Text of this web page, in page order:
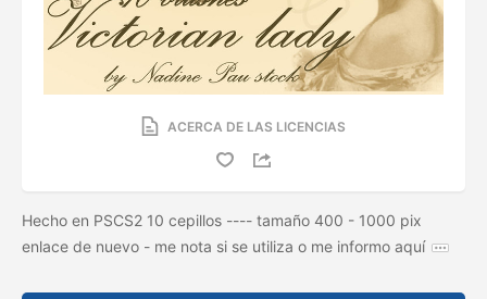
ACERCA DE LAS LICENCIAS
Hecho en PSCS2 10 cepillos ---- tamaño 400 - 1000 pix
enlace de nuevo - me nota si se utiliza o me informo aquí